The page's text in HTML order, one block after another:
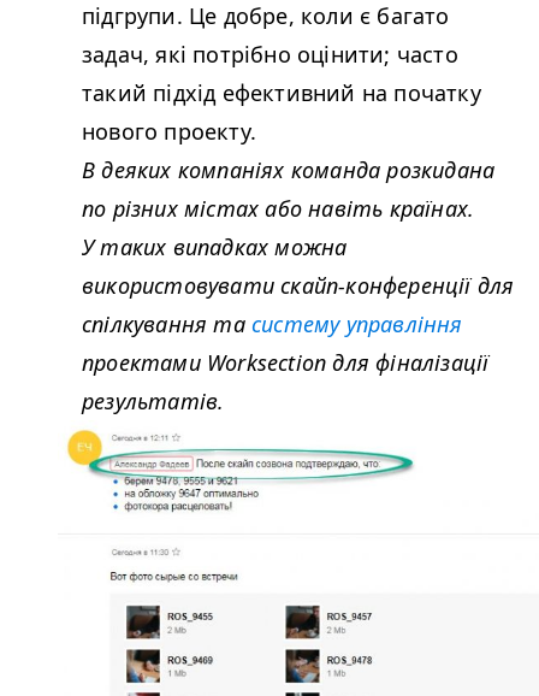
підгрупи. Це добре, коли є багато
задач, які потрібно оцінити; часто
такий підхід ефективний на початку
нового проекту.
В деяких компаніях команда розкидана
по різних містах або навіть країнах.
У таких випадках можна
використовувати скайп-конференції для
спілкування та систему управління
проектами Work­sec­tion для фіналізації
результатів.